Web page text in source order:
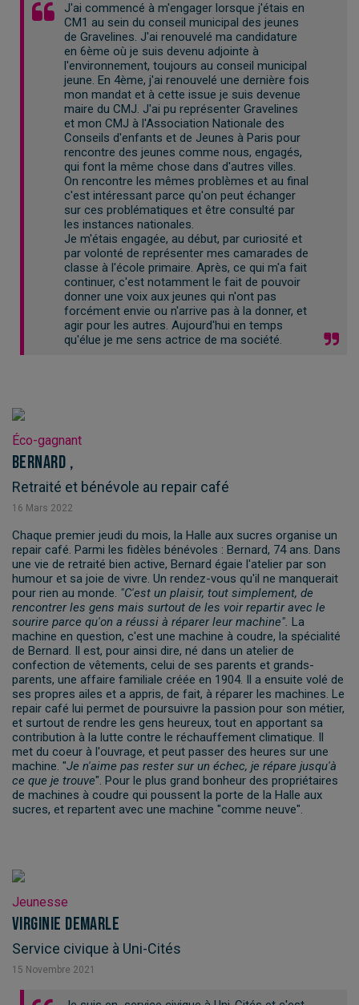
J'ai commencé à m'engager lorsque j'étais en
CM1 au sein du conseil municipal des jeunes
de Gravelines. J'ai renouvelé ma candidature
en 6ème où je suis devenu adjointe à
l'environnement, toujours au conseil municipal
jeune. En 4ème, j'ai renouvelé une dernière fois
mon mandat et à cette issue je suis devenue
maire du CMJ. J'ai pu représenter Gravelines
et mon CMJ à l'Association Nationale des
Conseils d'enfants et de Jeunes à Paris pour
rencontre des jeunes comme nous, engagés,
qui font la même chose dans d'autres villes.
On rencontre les mêmes problèmes et au final
c'est intéressant parce qu'on peut échanger
sur ces problématiques et être consulté par
les instances nationales.
Je m'étais engagée, au début, par curiosité et
par volonté de représenter mes camarades de
classe à l'école primaire. Après, ce qui m'a fait
continuer, c'est notamment le fait de pouvoir
donner une voix aux jeunes qui n'ont pas
forcément envie ou n'arrive pas à la donner, et
agir pour les autres. Aujourd'hui en temps
qu'élue je me sens actrice de ma société.
Éco-gagnant
Bernard ,
Retraité et bénévole au repair café
16 Mars 2022
Chaque premier jeudi du mois, la Halle aux sucres organise un
repair café. Parmi les fidèles bénévoles : Bernard, 74 ans. Dans
une vie de retraité bien active, Bernard égaie l'atelier par son
humour et sa joie de vivre. Un rendez-vous qu'il ne manquerait
pour rien au monde. "C'est un plaisir, tout simplement, de
rencontrer les gens mais surtout de les voir repartir avec le
sourire parce qu'on a réussi à réparer leur machine". La
machine en question, c'est une machine à coudre, la spécialité
de Bernard. Il est, pour ainsi dire, né dans un atelier de
confection de vêtements, celui de ses parents et grands-
parents, une affaire familiale créée en 1904. Il a ensuite volé de
ses propres ailes et a appris, de fait, à réparer les machines. Le
repair café lui permet de poursuivre la passion pour son métier,
et surtout de rendre les gens heureux, tout en apportant sa
contribution à la lutte contre le réchauffement climatique. Il
met du coeur à l'ouvrage, et peut passer des heures sur une
machine. "Je n'aime pas rester sur un échec, je répare jusqu'à
ce que je trouve". Pour le plus grand bonheur des propriétaires
de machines à coudre qui poussent la porte de la Halle aux
sucres, et repartent avec une machine "comme neuve".
Jeunesse
Virginie Demarle
Service civique à Uni-Cités
15 Novembre 2021